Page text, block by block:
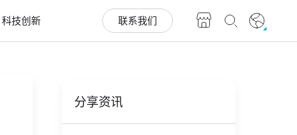
科技创新 联系我们
分享资讯